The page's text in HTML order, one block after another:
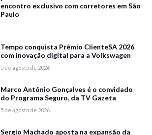
encontro exclusivo com corretores em São
Paulo
Tempo conquista Prêmio ClienteSA 2026
com inovação digital para a Volkswagen
5 de agosto de 2026
Marco Antônio Gonçalves é o convidado
do Programa Seguro, da TV Gazeta
5 de agosto de 2026
Sergio Machado aposta na expansão da